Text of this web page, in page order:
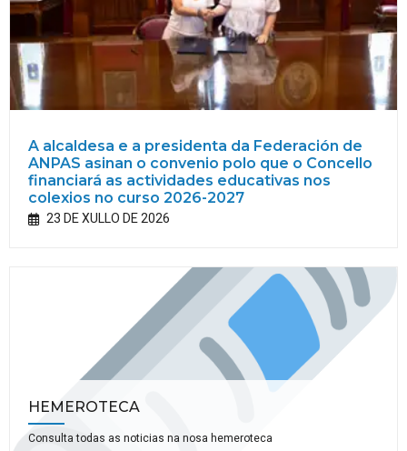
A alcaldesa e a presidenta da Federación de
ANPAS asinan o convenio polo que o Concello
financiará as actividades educativas nos
colexios no curso 2026-2027
23 DE XULLO DE 2026
HEMEROTECA
Consulta todas as noticias na nosa hemeroteca